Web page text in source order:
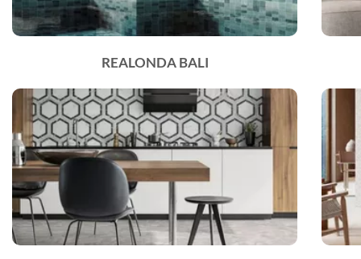
REALONDA BALI